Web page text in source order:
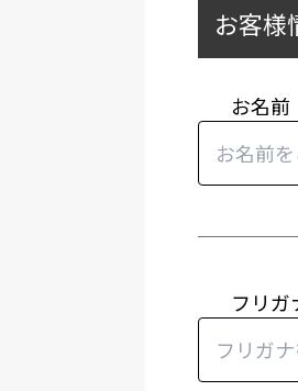
お客様
お名前
フリガ